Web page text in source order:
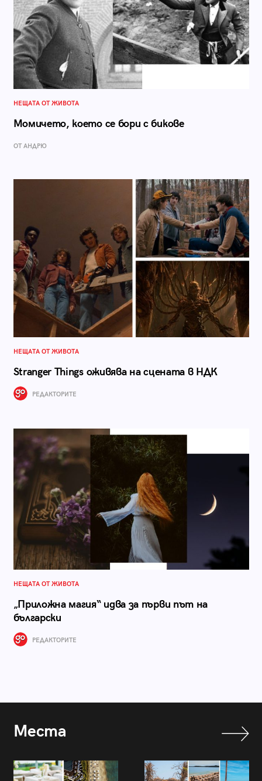
НЕЩАТА ОТ ЖИВОТА
Момичето, което се бори с бикове
ОТ АНДРЮ
НЕЩАТА ОТ ЖИВОТА
Stranger Things оживява на сцената в НДК
РЕДАКТОРИТЕ
НЕЩАТА ОТ ЖИВОТА
„Приложна магия“ идва за първи път на
български
РЕДАКТОРИТЕ
Места